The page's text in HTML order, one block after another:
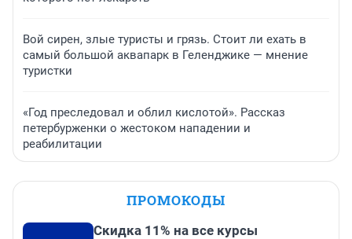
Вой сирен, злые туристы и грязь. Стоит ли ехать в
самый большой аквапарк в Геленджике — мнение
туристки
«Год преследовал и облил кислотой». Рассказ
петербурженки о жестоком нападении и
реабилитации
ПРОМОКОДЫ
Скидка 11% на все курсы